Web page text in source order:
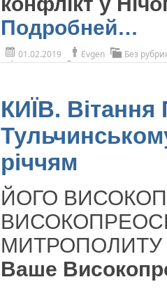
Подробней…
01.02.2019 Evgen Без
КИЇВ.
річчям
ЙОГО
МИТРОПОЛИТУ
Ваше